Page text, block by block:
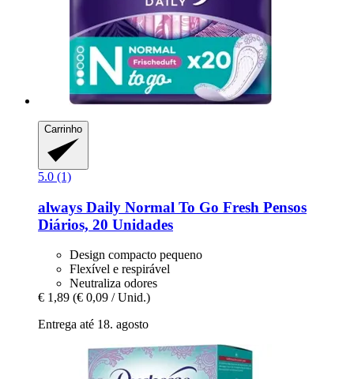
Carrinho
5.0 (1)
always Daily Normal To Go Fresh Pensos
Diários, 20 Unidades
Design compacto pequeno
Flexível e respirável
Neutraliza odores
€ 1,89 (€ 0,09 / Unid.)
Entrega até 18. agosto